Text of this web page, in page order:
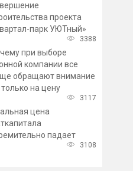
На Колтушском
обновят дорожное
проекта
парк УЮТный»
3388
при выборе
компании все
обращают внимание
на цену
3117
цена
падает
3108